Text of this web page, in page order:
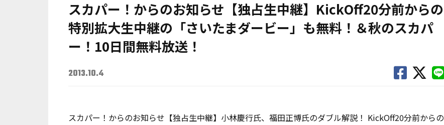
スカパー！からのお知らせ【独占生中継】KickOff20分前からの
特別拡大生中継の「さいたまダービー」も無料！＆秋のスカパ
ー！10日間無料放送！
2013.10.4
スカパー！からのお知らせ【独占生中継】小林慶行氏、福田正博氏のダブル解説！ KickOff20分前からの